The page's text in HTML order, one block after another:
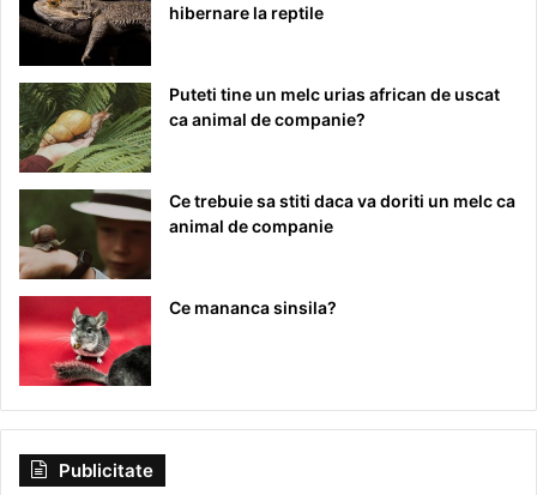
hibernare la reptile
Puteti tine un melc urias african de uscat
ca animal de companie?
Ce trebuie sa stiti daca va doriti un melc ca
animal de companie
Ce mananca sinsila?
Publicitate